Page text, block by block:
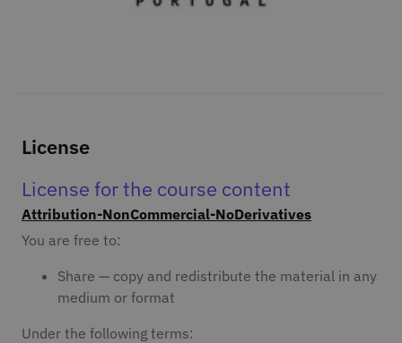
License
License for the course content
Attribution-NonCommercial-NoDerivatives
You are free to:
Share — copy and redistribute the material in any
medium or format
Under the following terms: